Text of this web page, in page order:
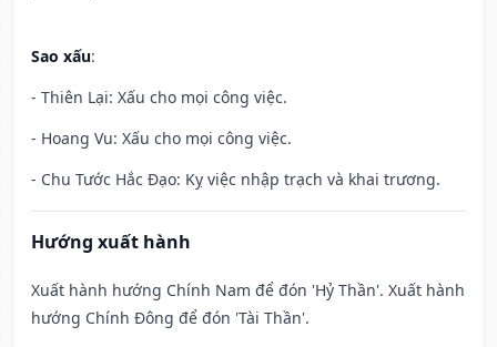
Sao xấu:
- Thiên Lại: Xấu cho mọi công việc.
- Hoang Vu: Xấu cho mọi công việc.
- Chu Tước Hắc Đạo: Kỵ việc nhập trạch và khai trương.
Hướng xuất hành
Xuất hành hướng Chính Nam để đón 'Hỷ Thần'. Xuất hành
hướng Chính Đông để đón 'Tài Thần'.